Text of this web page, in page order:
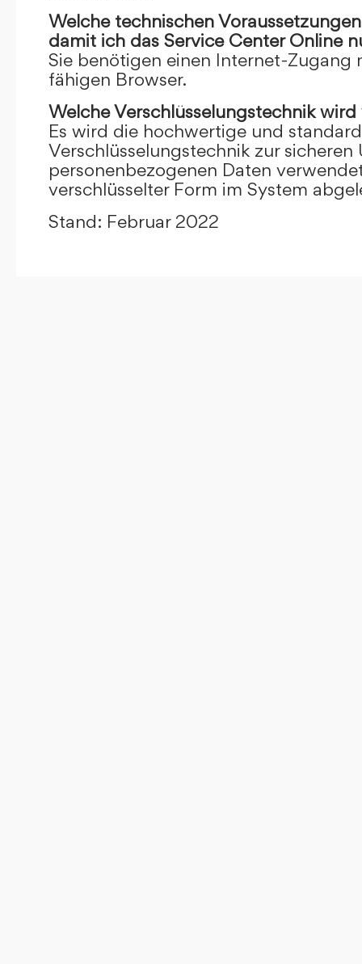
Welche technischen
damit ich das Service Center Online
Sie benötigen einen Internet-Zugang
fähigen Browser.
Welche Verschlüsselungstechnik
Es wird die hochwertige und
Verschlüsselungstechnik zur
personenbezogenen Daten
verschlüsselter Form im System
Stand: Februar 2022